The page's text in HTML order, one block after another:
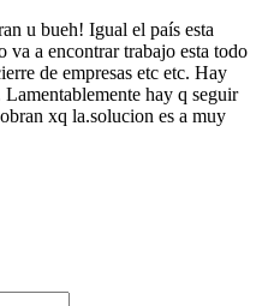
u bueh! Igual el país esta
va a encontrar trabajo esta todo
de empresas etc etc. Hay
hay q seguir
xq la.solucion es a muy